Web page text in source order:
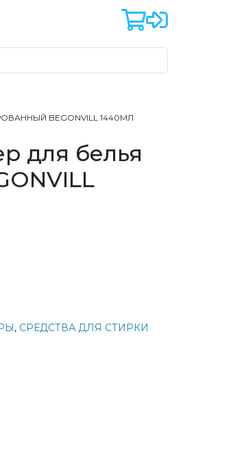
BEGONVILL 1440МЛ
для белья
, СРЕДСТВА ДЛЯ СТИРКИ